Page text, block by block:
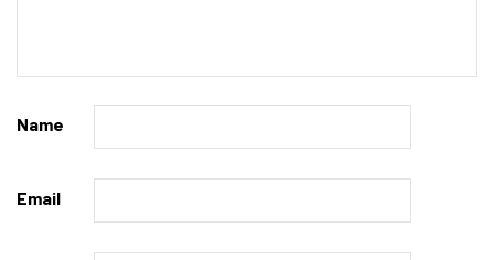
Name
Email